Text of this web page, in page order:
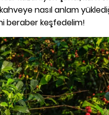
nasıl anlam
beraber keşfedelim!